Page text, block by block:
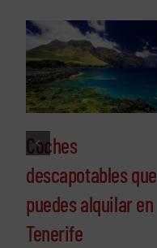
Coches
descapotables que
puedes alquilar en
Tenerife